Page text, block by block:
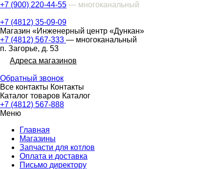
+7 (900) 220-44-55 — многоканальный
+7 (4812) 35-09-09
Магазин «Инженерный центр «Дункан»
+7 (4812) 567-333 — многоканальный
п. Загорье, д. 53
Адреса магазинов
Обратный звонок
Все контакты Контакты
Каталог товаров Каталог
+7 (4812) 567-888
Меню
Главная
Магазины
Запчасти для котлов
Оплата и доставка
Письмо директору